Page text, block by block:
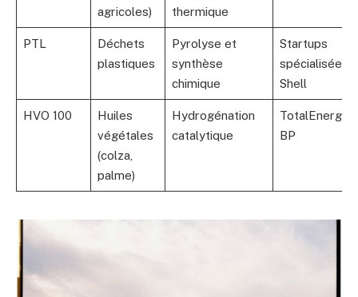
agricoles)
thermique
PTL
Déchets
plastiques
Pyrolyse et
synthèse
chimique
Startups
spécialisées,
Shell
HVO 100
Huiles
végétales
(colza,
palme)
Hydrogénation
catalytique
BP